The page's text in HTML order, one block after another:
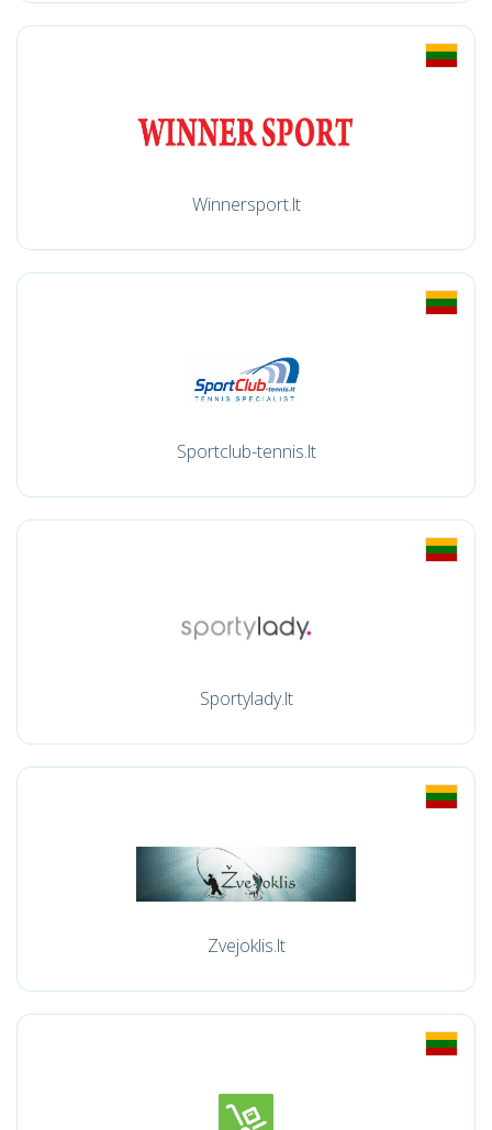
Winnersport.lt
Sportclub-tennis.lt
Sportylady.lt
Zvejoklis.lt